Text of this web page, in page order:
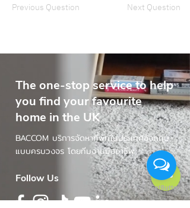
Previous Question Next Question
The one-stop service to help
you find your favourite
home in the UK
BACCOM บริการจัดหาที่พักในประเทศอังกฤษ
แบบครบวงจร โดยทีมงานมืออาชีพ
Follow Us